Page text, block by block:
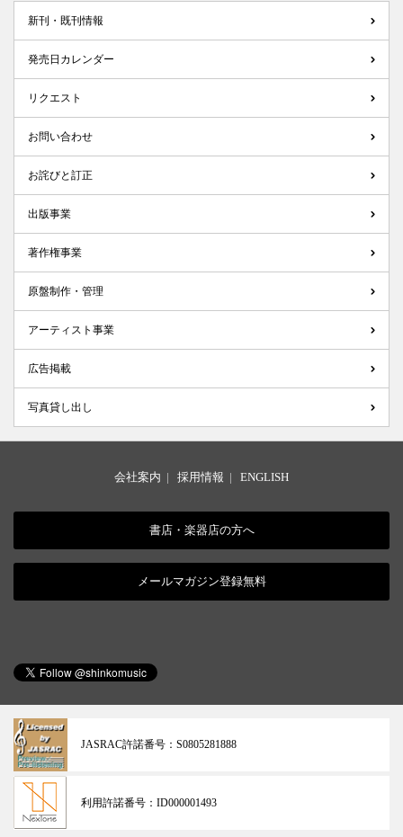
新刊・既刊情報
発売日カレンダー
リクエスト
お問い合わせ
お詫びと訂正
出版事業
著作権事業
原盤制作・管理
アーティスト事業
広告掲載
写真貸し出し
会社案内 | 採用情報 | ENGLISH
書店・楽器店の方へ
メールマガジン登録無料
JASRAC許諾番号： S0805281888
利用許諾番号： ID000001493